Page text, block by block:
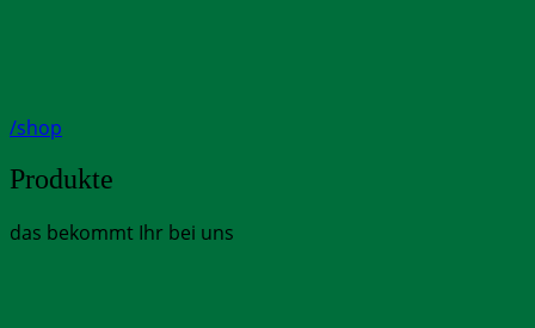
/shop
Produkte
das bekommt Ihr bei uns